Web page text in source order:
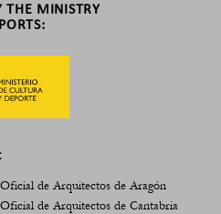
THE MINISTRY
de Arquitectos de Aragón
de Arquitectos de Cantabria